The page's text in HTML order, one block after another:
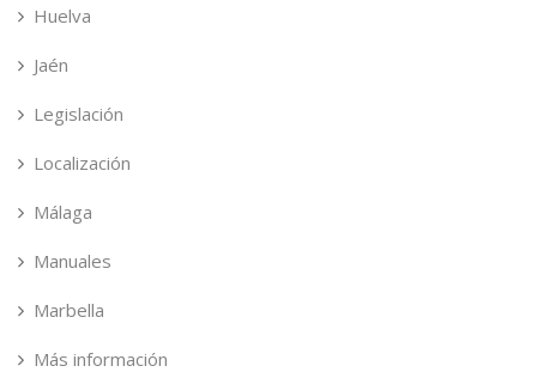
Huelva
Jaén
Legislación
Localización
Málaga
Manuales
Marbella
Más información